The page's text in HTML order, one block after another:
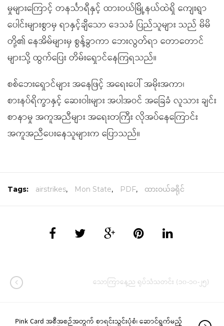
မှုများကြောင့် တနင်္သာရီနှင့် ထားဝယ်မြို့နယ်ထဲရှိ ကျေးရွာ
ပေါင်းများစွာမှ ရာနှင့်ချီသော ဒေသခံ ပြည်သူများ သည် မိမိ
တို့၏ နေအိမ်များမှ စွန့်ခွာကာ ဘေးလွတ်ရာ တောတောင်
များသို့ ထွက်ပြေး တိမ်းရှောင်နေကြရသည်။
စစ်ဘေးရှောင်များ အနေဖြင့် အရေးပေါ် အမိုးအကာ၊
စားနပ်ရိက္ခာနှင့် ဆေးဝါးများ အပါအဝင် အခြေခံ လူသား ချင်း
စာနာမှု အကူအညီများ အရေးတကြီး လိုအပ်နေကြောင်း
အကူအညီပေးနေသူများက ပြောသည်။
Tags: airstrikes, Mon State, PDF, ထားဝယ်ခရိုင်
သောကြာနေ့ည ရုပ်သံသတင်း (၁၀-၁၀-၂၅)
Pink Card အစီအစဉ်အတွက် စာရင်းသွင်းပုံစံ၊ ဆောင်ရွက်မည့်